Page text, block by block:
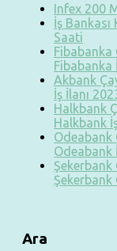
Infex 200
İş Bankası
Saati
Fibabanka
Fibabanka
Akbank
İş İlanı
Halkbank
Halkbank
Odeabank
Odeabank
Şekerbank
Şekerbank
Ara